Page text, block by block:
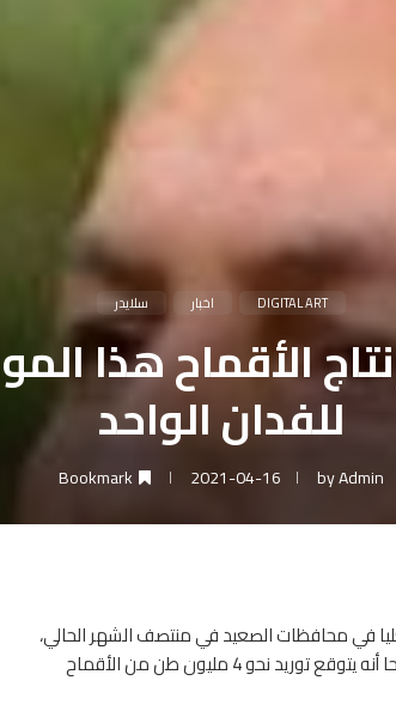
DIGITAL ART اخبار سلايدر
للفدان الواحد
byAdmin
2021-04-16
Bookmark
في محافظات الصعيد في منتصف الشهر الحالي،
وسيبدأ فعليا في محافظات الوجه البحري في ال20 من الشهر الجاري، موضحا أنه يتوقع توريد نحو 4 مليون طن من الأقماح